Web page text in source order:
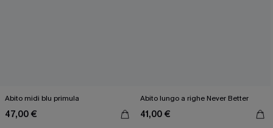
Abito midi blu primula
47,00 €
Abito lungo a righe Never Better
41,00 €